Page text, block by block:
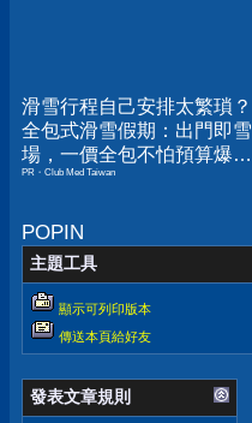
滑雪行程自己安排太繁瑣？
全包式滑雪假期：出門即雪
場，一價全包不怕預算爆
表！
PR・Club Med Taiwan
POPIN
主題工具
顯示可列印版本
傳送本頁給好友
發表文章規則